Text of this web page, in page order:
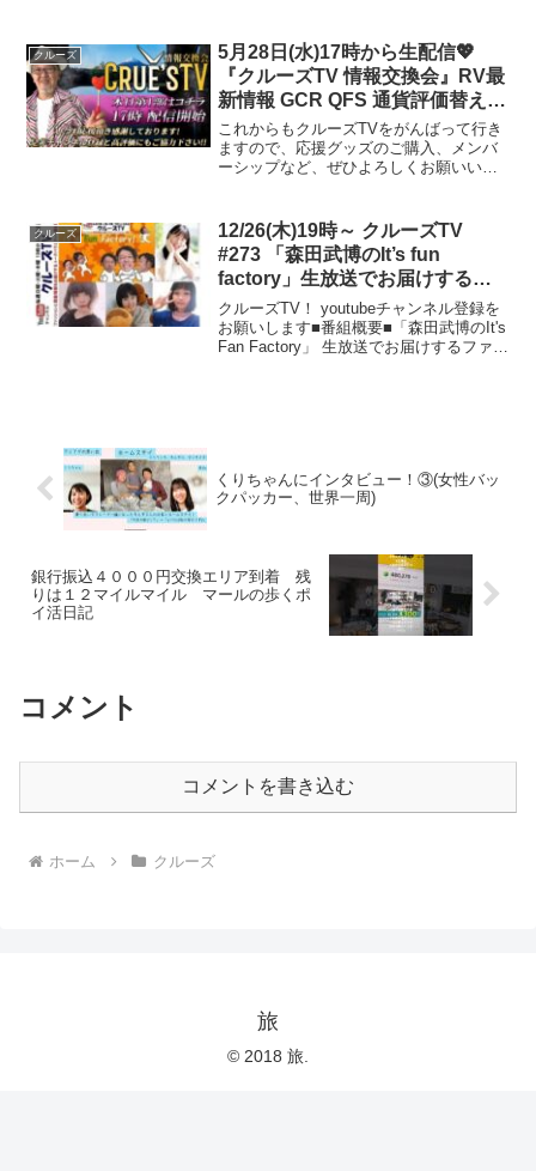
を体験してもらおうと思います！そして
本日のお出かけ先は、埼玉...
クルーズ
5月28日(水)17時から生配信💖
『クルーズTV 情報交換会』RV最
新情報 GCR QFS 通貨評価替え
NESARA GESARA トランプ大
統領 ベトナムドン イラクディナ
ール ベーシックインカム
これからもクルーズTVをがんばって行き
ますので、応援グッズのご購入、メンバ
ーシップなど、ぜひよろしくお願いいた
信観覧・オフ会予約はこちらクルーズTV
Ｔシャツ・パーカ...
クルーズ
12/26(木)19時～ クルーズTV
#273 「森田武博のIt’s fun
factory」生放送でお届けする番
組 グラビア アイドル モデル 出演
者 中嶋珠李 河合優花 芦屋ゆめ 餅
雪りんりん
クルーズTV！ youtubeチャンネル登録を
お願いします■番組概要■「森田武博のIt's
Fan Factory」 生放送でお届けするファッ
くりちゃんにインタビュー！③(女性バッ
クパッカー、世界一周)
銀行振込４０００円交換エリア到着 残
りは１２マイルマイル マールの歩くポ
イ活日記
コメント
コメントを書き込む
ホーム クルーズ
旅
© 2018 旅.